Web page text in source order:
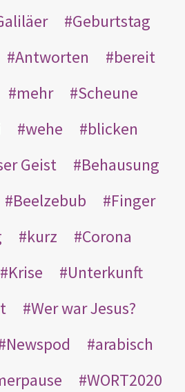
Geburtstag
Antworten
bereit
mehr
Scheune
wehe
blicken
Geist
Behausung
Beelzebub
Finger
kurz
Corona
Krise
Unterkunft
Wer war Jesus?
Newspod
arabisch
WORT2020